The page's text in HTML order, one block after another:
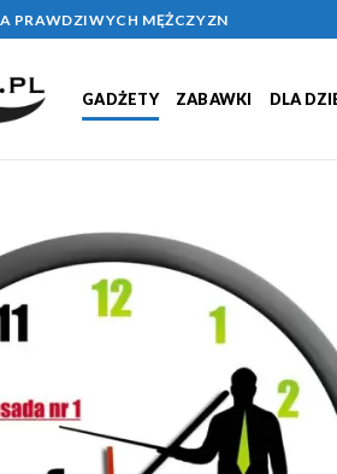
PRAWDZIWYCH MĘŻCZYZN
GADŻETY ZABAWKI DLA